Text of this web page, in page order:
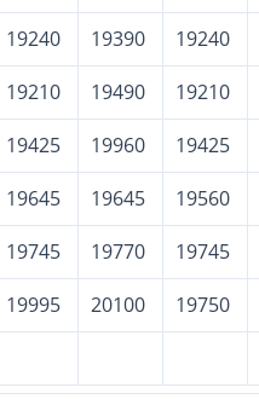
19240 19390
19240
19210 19490
19210
19425 19960
19425
19645 19645
19560
19745 19770
19745
19995 20100
19750